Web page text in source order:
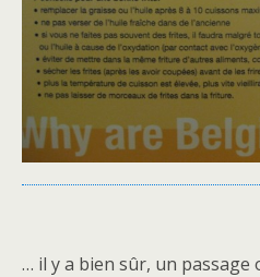
… il y a bien sûr, un